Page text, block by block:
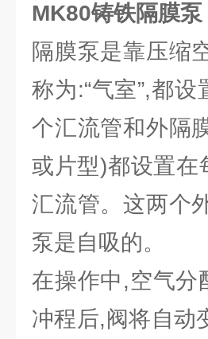
MK80铸铁隔膜泵
隔膜泵是靠压缩
称为:“气室”,都
个汇流管和外隔
或片型)都设置在
汇流管。这两个
泵是自吸的。
在操作中,空气分
冲程后,阀将自动